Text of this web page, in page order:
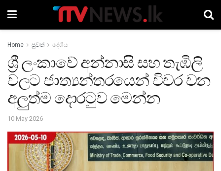
Home පුවත් දේශීය
ශ්‍රී ලංකාවේ අන්නාසි සහ තැඹිලි
වලට ජාත්‍යන්තරයෙන් විවර වන
අලුත්ම දොරටුව මෙන්න
10 May 2026